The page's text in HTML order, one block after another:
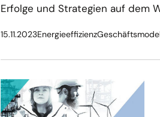
Erfolge und Strategien auf dem
15.11.2023Energieeffizienz